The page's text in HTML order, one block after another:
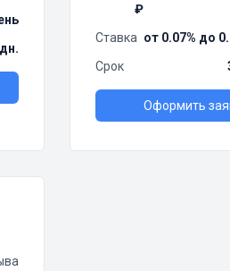
₽
Ставка от 0.07% до
Срок
Оформить